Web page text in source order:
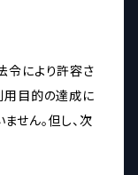
令により許容さ
用目的の達成に
せん。但し、次